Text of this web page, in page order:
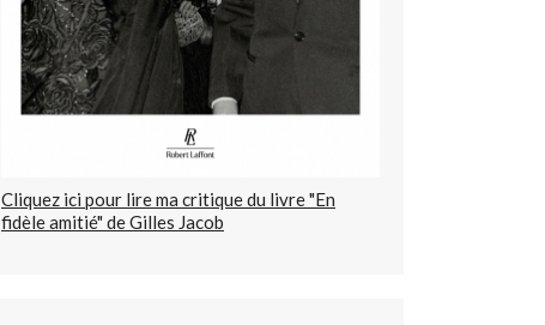
Cliquez ici pour lire ma critique du livre "En
fidèle amitié" de Gilles Jacob